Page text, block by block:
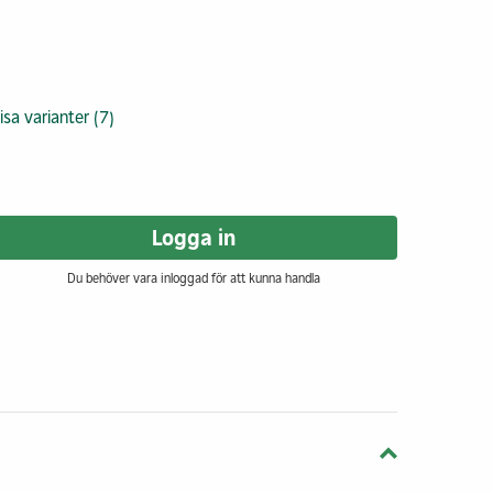
varianter (7)
Logga in
Du behöver vara inloggad för att kunna handla